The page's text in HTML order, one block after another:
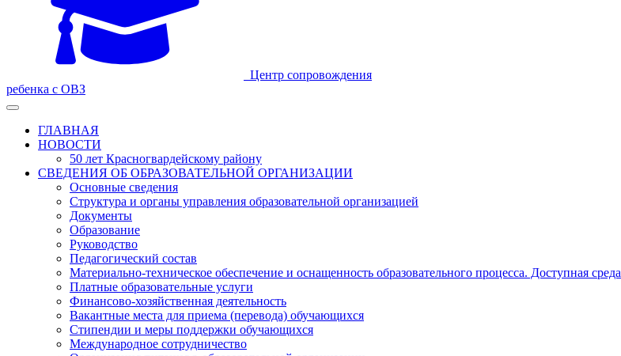
Центр сопровождения
ребенка с ОВЗ
ГЛАВНАЯ
НОВОСТИ
50 лет Красногвардейскому району
СВЕДЕНИЯ ОБ ОБРАЗОВАТЕЛЬНОЙ ОРГАНИЗАЦИИ
Основные сведения
Структура и органы управления образовательной организацией
Документы
Образование
Руководство
Педагогический состав
Материально-техническое обеспечение и оснащенность образовательного процесса. Доступная среда
Платные образовательные услуги
Финансово-хозяйственная деятельность
Вакантные места для приема (перевода) обучающихся
Стипендии и меры поддержки обучающихся
Международное сотрудничество